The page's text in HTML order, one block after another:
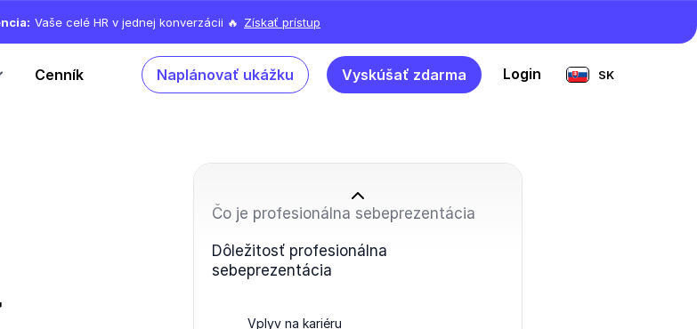
Vaše celé HR v jednej konverzácii 🔥 Získať prístup
Cenník Naplánovať ukážku Vyskúšať zdarma Login SK
Čo je profesionálna sebeprezentácia
Dôležitosť profesionálna
sebeprezentácia
Vplyv na kariéru